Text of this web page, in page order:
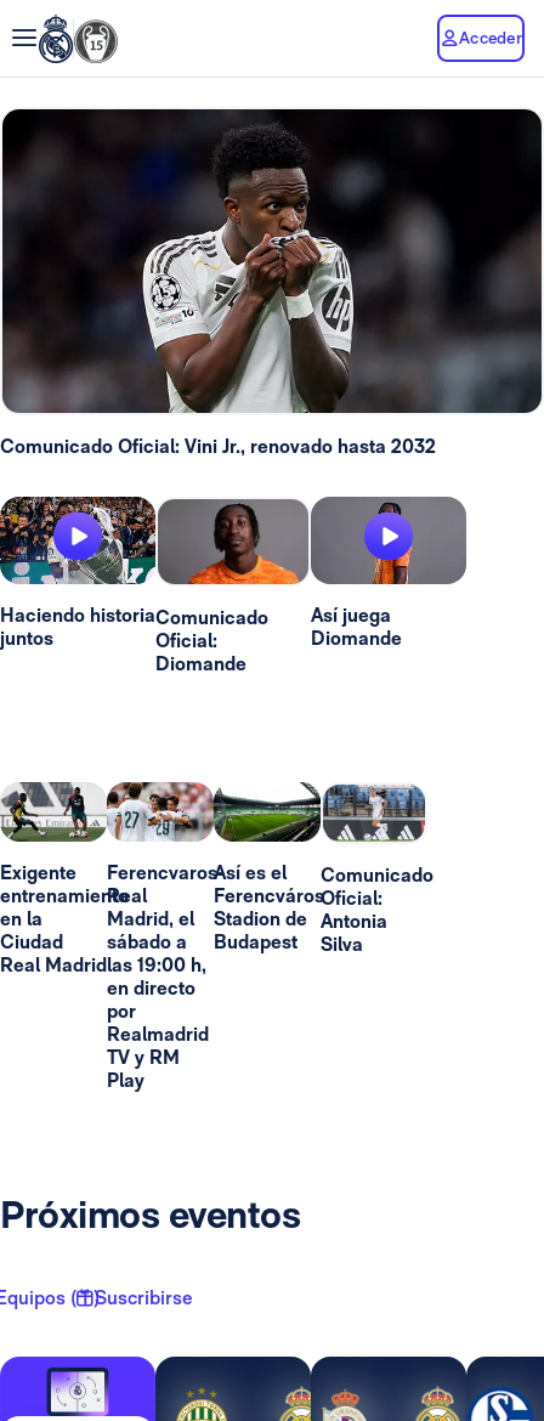
Acceder
Comunicado Oficial: Vini Jr., renovado hasta 2032
Haciendo historia
juntos
Comunicado
Oficial:
Diomande
Así juega
Diomande
Exigente
entrenamiento
en la
Ciudad
Real Madrid
Ferencvaros-
Real
Madrid, el
sábado a
las 19:00 h,
en directo
por
Realmadrid
TV y RM
Play
Así es el
Ferencváros
Stadion de
Budapest
Comunicado
Oficial:
Antonia
Silva
Próximos eventos
( 1 )Suscribirse